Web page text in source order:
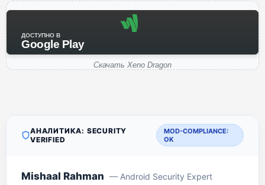
ДОСТУПНО В
Google Play
Скачать Xeno Dragon
АНАЛИТИКА: SECURITY
VERIFIED
MOD-COMPLIANCE:
OK
Mishaal Rahman — Android Security Expert